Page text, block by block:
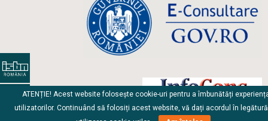
ATENȚIE! Acest website folosește cookie-uri pentru a îmbunătăți
utilizatorilor. Continuând să folosiți acest website, vă dați acordul în